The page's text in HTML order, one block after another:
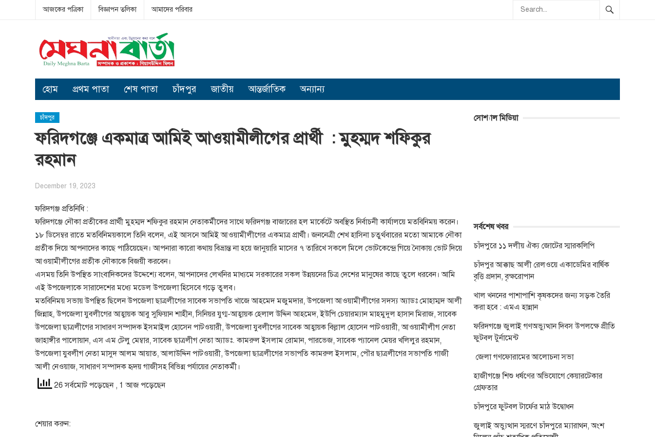
আজকের পত্রিকা বিজ্ঞাপন তলিকা আমাদের পরিবার
হোম প্রথম পাতা শেষ পাতা চাঁদপুর জাতীয় আন্তর্জাতিক অন্যান্য
চাঁদপুর
ফরিদগঞ্জে একমাত্র আমিই আওয়ামীলীগের প্রার্থী : মুহম্মদ শফিকুর
রহমান
December 19, 2023
ফরিদগঞ্জ প্রতিনিধি :
ফরিদগঞ্জে নৌকা প্রতীকের প্রার্থী মুহম্মদ শফিকুর রহমান নেতাকর্মীদের সাথে ফরিদগঞ্জ বাজারের হল মার্কেটে অবস্থিত নির্বাচনী কার্যালয়ে মতবিনিময় করেন।
১৮ ডিসেম্বর রাতে মতবিনিময়কালে তিনি বলেন, এই আসনে আমিই আওয়ামীলীগের একমাত্র প্রার্থী। জননেত্রী শেখ হাসিনা চতুর্থবারের মতো আমাকে নৌকা
প্রতীক দিয়ে আপনাদের কাছে পাঠিয়েছেন। আপনারা কারো কথায় বিভ্রান্ত না হয়ে জানুয়ারি মাসের ৭ তারিখে সকলে মিলে ভোটকেন্দ্রে গিয়ে নৈাকায় ভোট দিয়ে
আওয়ামীলীগের প্রতীক নৌকাকে বিজয়ী করবেন।
এসময় তিনি উপস্থিত সাংবাদিকদের উদ্দেশ্যে বলেন, আপনাদের লেখনির মাধ্যমে সরকারের সকল উন্নয়নের চিত্র দেশের মানুষের কাছে তুলে ধরবেন। আমি
এই উপজেলাকে সারাদেশের মধ্যে মডেল উপজেলা হিসেবে গড়ে তুলব।
মতবিনিময় সভায় উপস্থিত ছিলেন উপজেলা ছাত্রলীগের সাবেক সভাপতি খাজে আহমেদ মজুমদার, উপজেলা আওয়ামীলীগের সদস্য অ্যাডঃ মোহাম্মদ আলী
জিন্নাহ, উপজেলা যুবলীগের আহ্বায়ক আবু সুফিয়ান শাহীন, সিনিয়র যুগ্ম-আহ্বায়ক হেলাল উদ্দিন আহমেদ, ইউপি চেয়ারম্যান মাহমুদুল হাসান মিরাজ, সাবেক
উপজেলা ছাত্রলীগের সাধারণ সম্পাদক ইসমাইল হোসেন পাটওয়ারী, উপজেলা যুবলীগের সাবেক আহ্বায়ক বিল্লাল হোসেন পাটওয়ারী, আওয়ামীলীগ নেতা
জাহাঙ্গীর পালোয়ান, এস এম টেলু মেম্বার, সাবেক ছাত্রলীগ নেতা অ্যাডঃ. কামরুল ইসলাম রোমান, পারভেজ, সাবেক প্যানেল মেয়র খলিলুর রহমান,
উপজেলা যুবলীগ নেতা মাসুদ আলম আয়াত, আলাউদ্দিন পাটওয়ারী, উপজেলা ছাত্রলীগের সভাপতি কামরুল ইসলাম, পৌর ছাত্রলীগের সভাপতি গাজী
আলী নেওয়াজ, সাধারণ সম্পাদক হৃদয় গাজীসহ বিভিন্ন পর্যায়ের নেতাকর্মী।
26 সর্বমোট পড়েছেন , 1 আজ পড়েছেন
শেয়ার করুন:
সোশ্যাল মিডিয়া
সর্বশেষ খবর
চাঁদপুরে ১১ দলীয় ঐক্য জোটের স্মারকলিপি
চাঁদপুর আক্কাছ আলী রেলওয়ে একাডেমির বার্ষিক
বৃত্তি প্রদান, বৃক্ষরোপান
খাল খননের পাশাপাশি কৃষকদের জন্য সড়ক তৈরি
করা হবে : এমএ হান্নান
ফরিদগঞ্জে জুলাই গণঅভ্যুত্থান দিবস উপলক্ষে প্রীতি
ফুটবল টুর্নামেন্ট
জেলা গণফোরামের আলোচনা সভা
হাজীগঞ্জে শিশু ধর্ষণের অভিযোগে কেয়ারটেকার
গ্রেফতার
চাঁদপুরে ফুটবল টার্ফের মাঠ উদ্বোধন
জুলাই অভ্যুত্থান স্মরণে চাঁদপুরে ম্যারাথন, অংশ